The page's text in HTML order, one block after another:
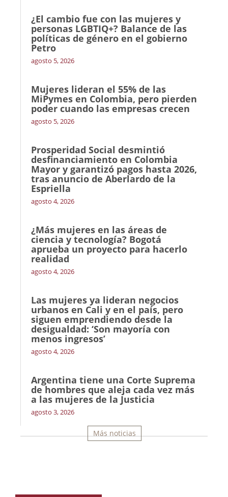
¿El cambio fue con las mujeres y
personas LGBTIQ+? Balance de las
políticas de género en el gobierno
Petro
agosto 5, 2026
Mujeres lideran el 55% de las
MiPymes en Colombia, pero pierden
poder cuando las empresas crecen
agosto 5, 2026
Prosperidad Social desmintió
desfinanciamiento en Colombia
Mayor y garantizó pagos hasta 2026,
tras anuncio de Aberlardo de la
Espriella
agosto 4, 2026
¿Más mujeres en las áreas de
ciencia y tecnología? Bogotá
aprueba un proyecto para hacerlo
realidad
agosto 4, 2026
Las mujeres ya lideran negocios
urbanos en Cali y en el país, pero
siguen emprendiendo desde la
desigualdad: ‘Son mayoría con
menos ingresos’
agosto 4, 2026
Argentina tiene una Corte Suprema
de hombres que aleja cada vez más
a las mujeres de la Justicia
agosto 3, 2026
Más noticias